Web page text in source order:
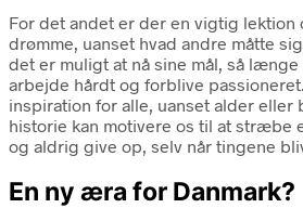
For det andet er der en vigtig lektion
drømme, uanset hvad andre måtte
det er muligt at nå sine mål, så
arbejde hårdt og forblive
inspiration for alle, uanset alder eller
historie kan motivere os til at stræbe
og aldrig give op, selv når tingene
En ny æra for Danmark?